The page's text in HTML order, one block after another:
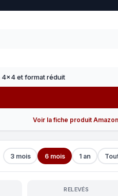
4x4 et format réduit
Voir la fiche produit
3 mois 6 mois 1 an
RELEVÉS